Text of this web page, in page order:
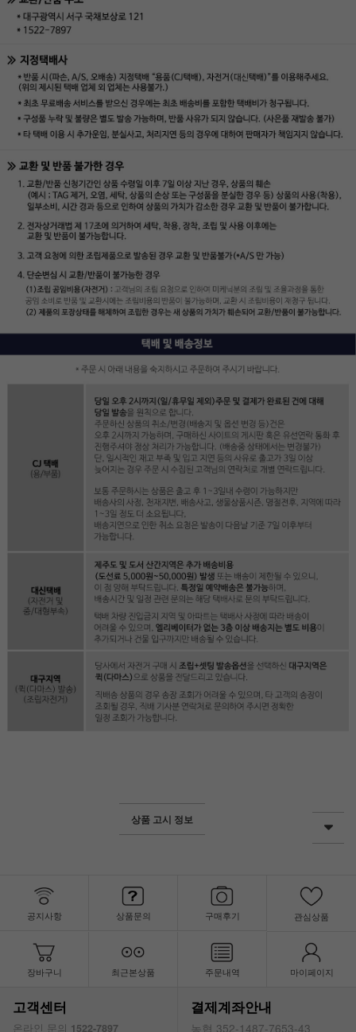
상품 고시 정보
공지사항 상품문의 구매후기 관심상품
장바구니 최근본상품 주문내역 마이페이지
고객센터
온라인 문의 1522-7897
결제계좌안내
농협 352-1487-7653-43